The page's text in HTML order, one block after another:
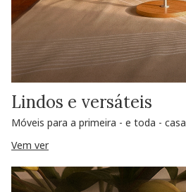
Lindos e versáteis
Móveis para a primeira - e toda - casa
Vem ver